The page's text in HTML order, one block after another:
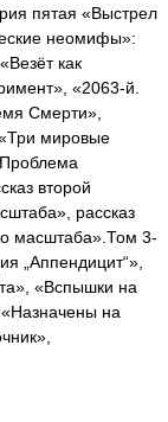
пятая «Выстрел
неомифы»:
как
«2063-й.
Смерти»,
мировые
второй
рассказ
масштаба».Том 3-
„Аппендицит“»,
«Вспышки на
на